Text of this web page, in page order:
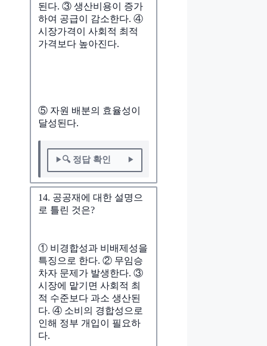
된다. ③ 생산비용이 증가
하여 공급이 감소한다. ④
시장가격이 사회적 최적
가격보다 높아진다.
⑤ 자원 배분의 효율성이
달성된다.
🔍 정답 확인
14. 공공재에 대한 설명으
로 틀린 것은?
① 비경합성과 비배제성을
특징으로 한다. ② 무임승
차자 문제가 발생한다. ③
시장에 맡기면 사회적 최
적 수준보다 과소 생산된
다. ④ 소비의 경합성으로
인해 정부 개입이 필요하
다.